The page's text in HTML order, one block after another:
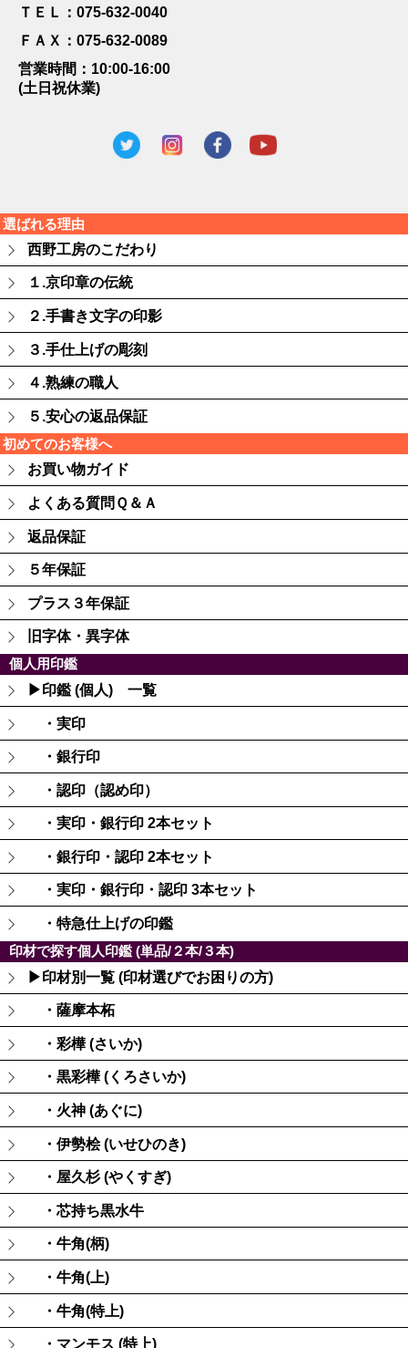
ＴＥＬ：075-632-0040
ＦＡＸ：075-632-0089
営業時間：10:00-16:00
(土日祝休業)
選ばれる理由
西野工房のこだわり
１.京印章の伝統
２.手書き文字の印影
３.手仕上げの彫刻
４.熟練の職人
５.安心の返品保証
初めてのお客様へ
お買い物ガイド
よくある質問Ｑ＆Ａ
返品保証
５年保証
プラス３年保証
旧字体・異字体
個人用印鑑
▶印鑑 (個人) 一覧
・実印
・銀行印
・認印（認め印）
・実印・銀行印 2本セット
・銀行印・認印 2本セット
・実印・銀行印・認印 3本セット
・特急仕上げの印鑑
印材で探す個人印鑑 (単品/２本/３本)
▶印材別一覧 (印材選びでお困りの方)
・薩摩本柘
・彩樺 (さいか)
・黒彩樺 (くろさいか)
・火神 (あぐに)
・伊勢桧 (いせひのき)
・屋久杉 (やくすぎ)
・芯持ち黒水牛
・牛角(柄)
・牛角(上)
・牛角(特上)
・マンモス (特上)